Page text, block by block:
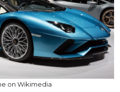
on Wikimedia